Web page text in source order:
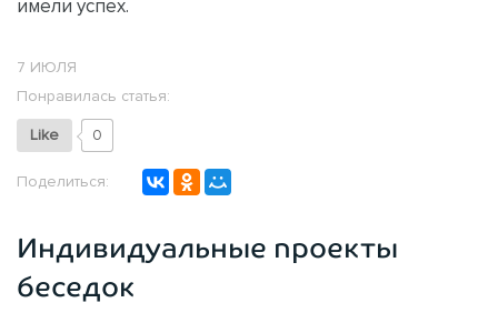
имели успех.
7 ИЮЛЯ
Понравилась статья:
Like 0
Поделиться:
Индивидуальные проекты
беседок